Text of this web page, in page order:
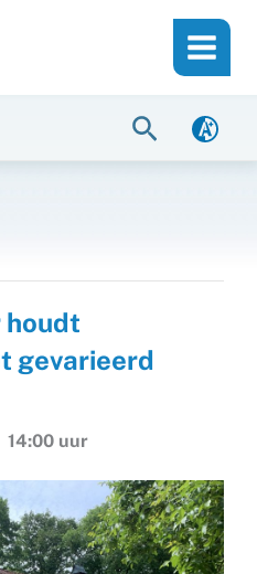
Zoeken
houdt
gevarieerd
14:00 uur